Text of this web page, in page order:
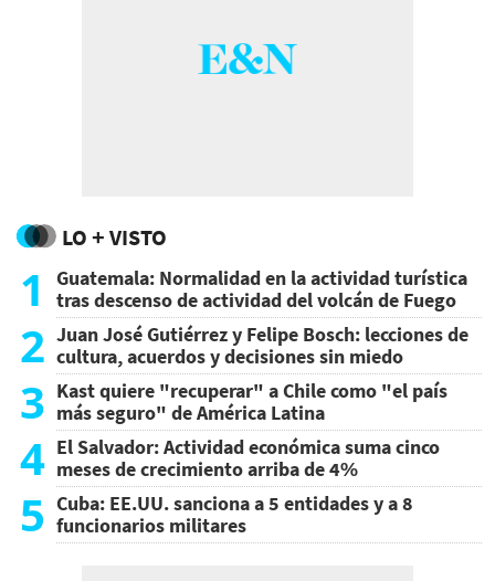
LO + VISTO
1
Guatemala: Normalidad en la actividad turística
tras descenso de actividad del volcán de Fuego
2 Juan José Gutiérrez y Felipe Bosch: lecciones de
cultura, acuerdos y decisiones sin miedo
3 Kast quiere "recuperar" a Chile como "el país
más seguro" de América Latina
4 El Salvador: Actividad económica suma cinco
meses de crecimiento arriba de 4%
5 Cuba: EE.UU. sanciona a 5 entidades y a 8
funcionarios militares